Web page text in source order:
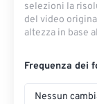
selezioni la
del video
altezza in base
Frequenza dei
Nessun